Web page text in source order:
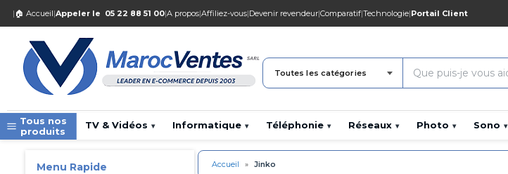
| 🏠 Accueil|Appeler le 05 22 88 51 00|A propos|Affiliez-vous|Devenir revendeur|Comparatif|Technologie|Portail Client
Toutes les catégories
Tous nos
produits
TV & Vidéos ▾ Informatique ▾ Téléphonie ▾ Réseaux ▾ Photo ▾ Sono ▾
Menu Rapide Accueil » Jinko